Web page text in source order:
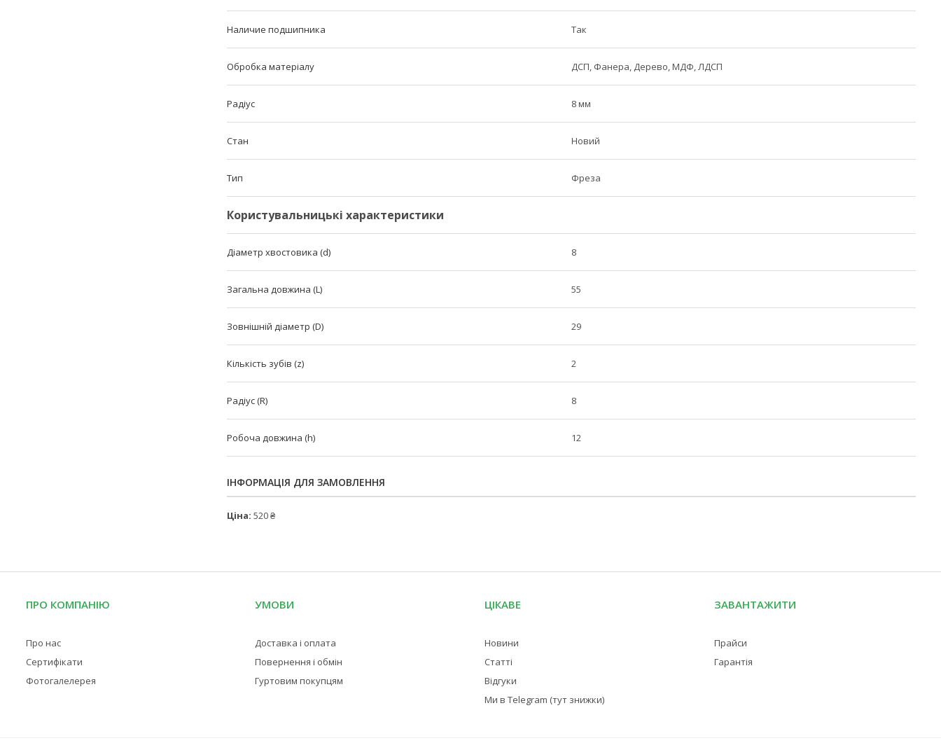
Наличие подшипника Так
Обробка матеріалу ДСП, Фанера, Дерево, МДФ, ЛДСП
Радіус 8 мм
Стан Новий
Тип Фреза
Користувальницькі характеристики
Діаметр хвостовика (d) 8
Загальна довжина (L) 55
Зовнішній діаметр (D) 29
Кількість зубів (z) 2
Радіус (R) 8
Робоча довжина (h) 12
ІНФОРМАЦІЯ ДЛЯ ЗАМОВЛЕННЯ
Ціна: 520 ₴
ПРО КОМПАНІЮ
Про нас
Сертифікати
Фотогалелерея
УМОВИ
Доставка і оплата
Повернення і обмін
Гуртовим покупцям
ЦІКАВЕ
Новини
Статті
Відгуки
Ми в Telegram (тут знижки)
ЗАВАНТАЖИТИ
Прайси
Гарантія